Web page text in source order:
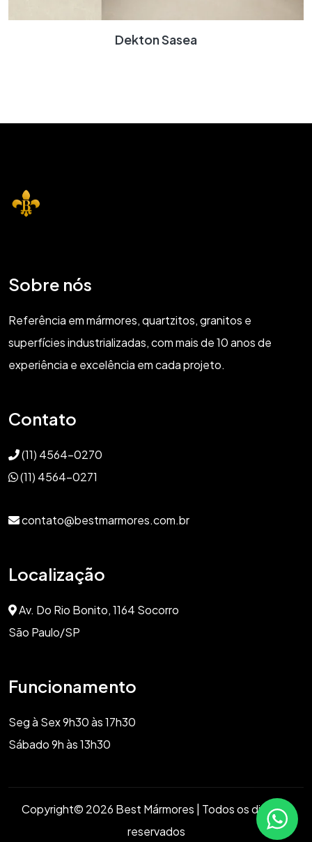
Dekton Sasea
Sobre nós
Referência em mármores, quartzitos, granitos e
superfícies industrializadas, com mais de 10 anos de
experiência e excelência em cada projeto.
Contato
(11) 4564-0270
(11) 4564-0271
contato@bestmarmores.com.br
Localização
Av. Do Rio Bonito, 1164 Socorro
São Paulo/SP
Funcionamento
Seg à Sex 9h30 às 17h30
Sábado 9h às 13h30
Copyright© 2026 Best Mármores | Todos os direitos
reservados